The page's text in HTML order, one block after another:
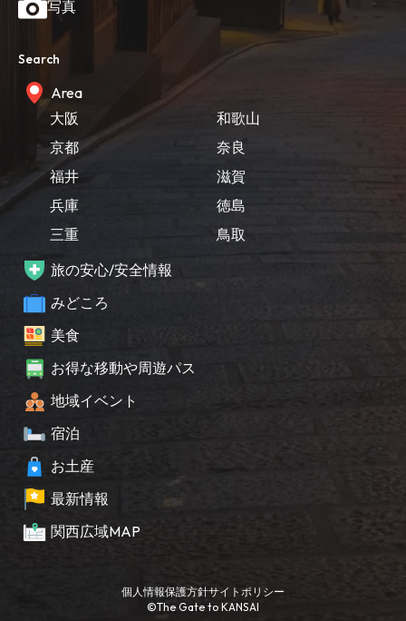
写真
Search
Area
大阪
京都
福井
兵庫
三重
和歌山
奈良
滋賀
徳島
鳥取
旅の安心/安全情報
みどころ
美食
お得な移動や周遊パス
地域イベント
宿泊
お土産
最新情報
関西広域MAP
©The Gate to KANSAI
個人情報保護方針サイトポリシー